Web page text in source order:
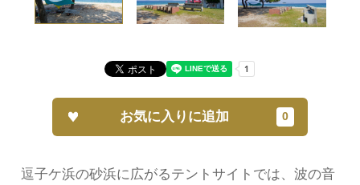
逗子ケ浜の砂浜に広がるテントサイトでは、波の音
お気に入りに追加